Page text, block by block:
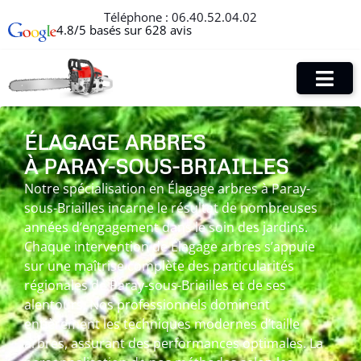
Téléphone : 06.40.52.04.02
4.8/5 basés sur 628 avis
ÉLAGAGE ARBRES
À PARAY-SOUS-BRIAILLES
Notre spécialisation en Élagage arbres à Paray-
sous-Briailles incarne le résultat de nombreuses
années d’engagement dans le soin des jardins.
Chaque intervention de Élagage arbres s’appuie
sur une maîtrise complète des particularités
régionales de Paray-sous-Briailles et de ses
alentours. Nos professionnels dominent
entièrement les techniques modernes d’taille
arbres, assurant des performances optimales. La